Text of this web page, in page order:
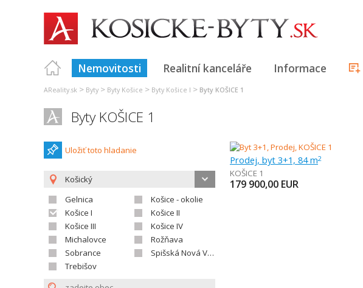
Nemovitosti Realitní kanceláře Informace
AReality.sk > Byty > Byty Košice > Byty Košice I > Byty KOŠICE 1
Byty KOŠICE 1
Uložiť toto hladanie
Košický
Gelnica
Košice - okolie
Košice I
Košice II
Košice III
Košice IV
Michalovce
Rožňava
Sobrance
Spišská Nová Ves
Trebišov
Prodej, byt 3+1, 84 m2
KOŠICE 1
179 900,00 EUR